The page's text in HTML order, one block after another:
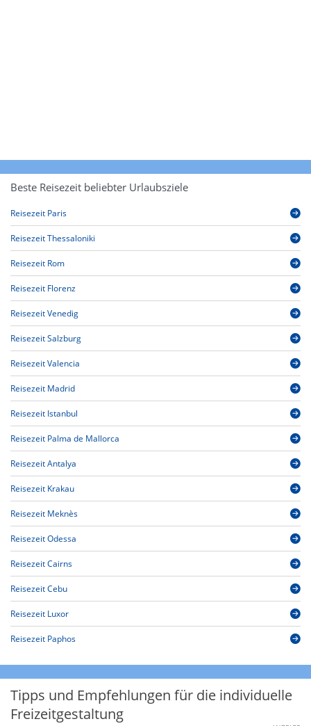
Beste Reisezeit beliebter Urlaubsziele
Reisezeit Paris
Reisezeit Thessaloniki
Reisezeit Rom
Reisezeit Florenz
Reisezeit Venedig
Reisezeit Salzburg
Reisezeit Valencia
Reisezeit Madrid
Reisezeit Istanbul
Reisezeit Palma de Mallorca
Reisezeit Antalya
Reisezeit Krakau
Reisezeit Meknès
Reisezeit Odessa
Reisezeit Cairns
Reisezeit Cebu
Reisezeit Luxor
Reisezeit Paphos
Tipps und Empfehlungen für die individuelle
Freizeitgestaltung